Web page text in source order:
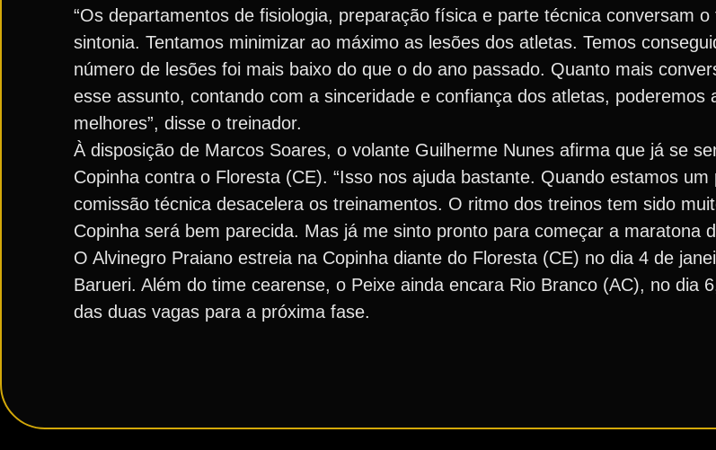
“Os departamentos de fisiologia, preparação física e parte técnica conversam
sintonia. Tentamos minimizar ao máximo as lesões dos atletas. Temos
número de lesões foi mais baixo do que o do ano passado. Quanto mais
esse assunto, contando com a sinceridade e confiança dos atletas, poderemos
melhores”, disse o treinador.
À disposição de Marcos Soares, o volante Guilherme Nunes afirma que já se
Copinha contra o Floresta (CE). “Isso nos ajuda bastante. Quando estamos
comissão técnica desacelera os treinamentos. O ritmo dos treinos tem sido
Copinha será bem parecida. Mas já me sinto pronto para começar a maratona
O Alvinegro Praiano estreia na Copinha diante do Floresta (CE) no dia 4 de
Barueri. Além do time cearense, o Peixe ainda encara Rio Branco (AC), no dia
das duas vagas para a próxima fase.